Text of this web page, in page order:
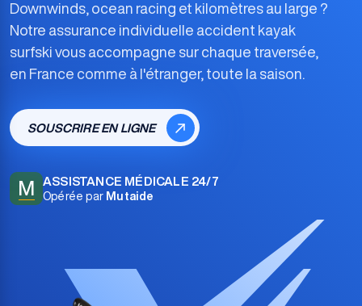
Downwinds, ocean racing et kilomètres au large ?
Notre assurance individuelle accident kayak
surfski vous accompagne sur chaque traversée,
en France comme à l'étranger, toute la saison.
SOUSCRIRE EN LIGNE
M ASSISTANCE MÉDICALE 24/7
Opérée par Mutaide